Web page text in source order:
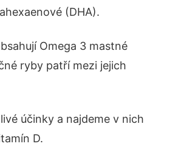
(DHA).
Omega 3 mastné
ryby patří mezi jejich
účinky a najdeme v nich
D.